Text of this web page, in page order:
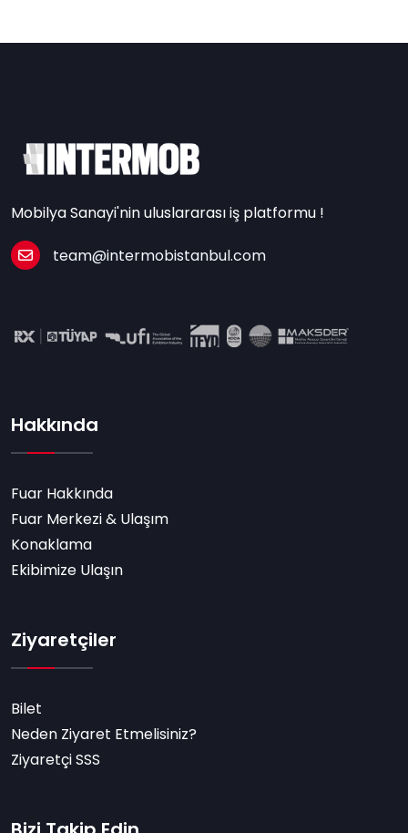
Mobilya Sanayi'nin uluslararası iş platformu !
team@intermobistanbul.com
Hakkında
Fuar Hakkında
Fuar Merkezi & Ulaşım
Konaklama
Ekibimize Ulaşın
Ziyaretçiler
Bilet
Neden Ziyaret Etmelisiniz?
Ziyaretçi SSS